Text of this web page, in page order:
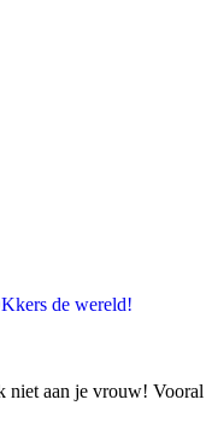
de wereld!
niet aan je vrouw! Vooral